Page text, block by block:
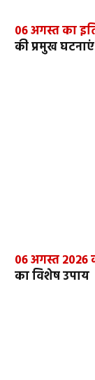
06 अगस्त का
की प्रमुख घटनाएं
06 अगस्त 2026
का विशेष उपाय